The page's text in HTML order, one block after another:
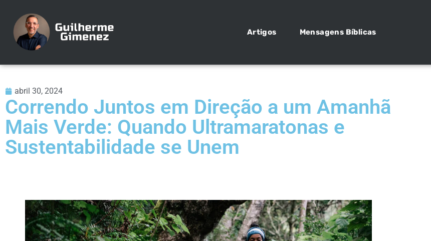
Artigos Mensagens Bíblicas
abril 30, 2024
Correndo Juntos em Direção a um Amanhã
Mais Verde: Quando Ultramaratonas e
Sustentabilidade se Unem